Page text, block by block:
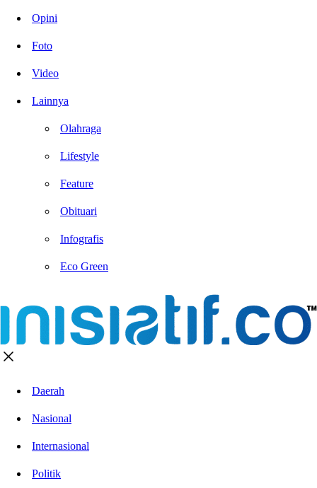
Opini
Foto
Video
Lainnya
Olahraga
Lifestyle
Feature
Obituari
Infografis
Eco Green
Daerah
Nasional
Internasional
Politik